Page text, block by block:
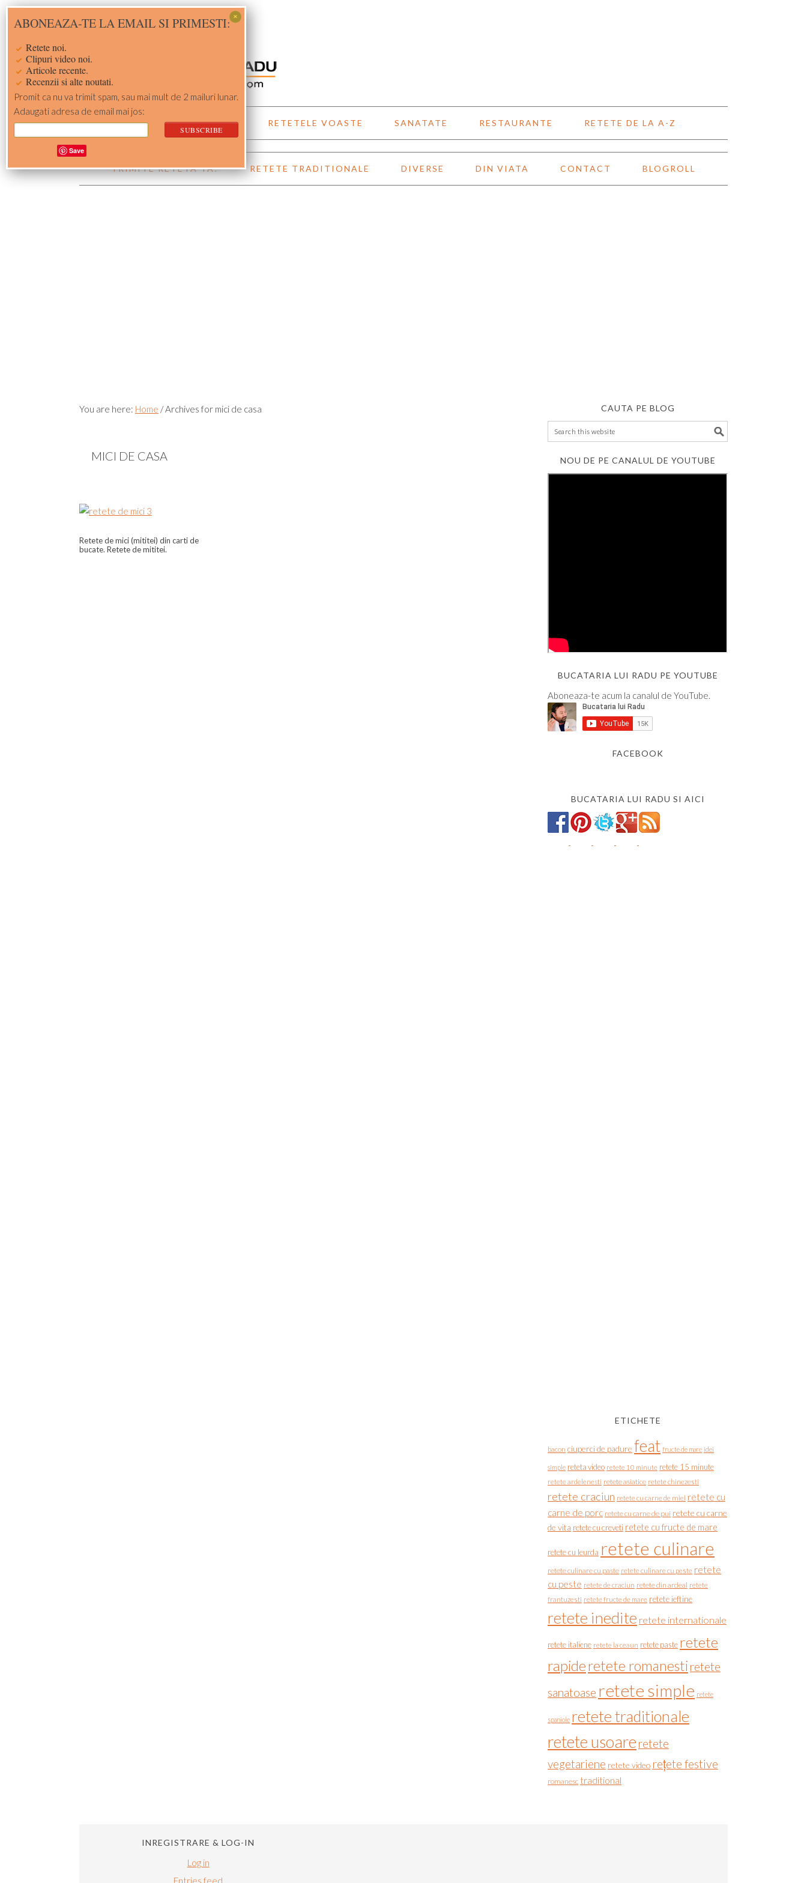
Skip
to
Skip
to
Skip
to
Skip
to
ACASA RETETE RETETELE VOASTE SANATATE RESTAURANTE RETETE DE LA A-Z
TRIMITE RETETA TA! RETETE TRADITIONALE DIVERSE DIN VIATA CONTACT BLOGROLL
You are here: Home /Archives for mici de casa
MICI DE CASA
Retete de mici (mititei) din carti de
bucate. Retete de mititei.
CAUTA PE BLOG
NOU DE PE CANALUL DE YOUTUBE
BUCATARIA LUI RADU PE YOUTUBE
Aboneaza-te acum la canalul de YouTube.
FACEBOOK
BUCATARIA LUI RADU SI AICI
ETICHETE
bacon ciuperci de padure feat fructe de mare idei
simple reteta video retete 10 minute retete 15 minute
retete ardelenesti retete asiatice retete chinezesti
retete craciun retete cu carne de miel retete cu
carne de porc retete cu carne de pui retete cu carne
de vita retete cu creveti retete cu fructe de mare
retete cu leurda retete culinare
retete culinare cu paste retete culinare cu peste retete
cu peste retete de craciun retete din ardeal retete
frantuzesti retete fructe de mare retete ieftine
retete inedite retete internationale
retete italiene retete la ceaun retete paste retete
rapideretete romanesti retete
sanatoase retete simple retete
spaniole retete traditionale
retete usoare retete
vegetariene retete video rețete festive
romanesc traditional
INREGISTRARE & LOG-IN
Log in
Entries feed
ABONEAZA-TE LA EMAIL SI PRIMESTI:
Retete noi.
Clipuri video noi.
Articole recente.
Recenzii si alte noutati.
Promit ca nu va trimit spam, sau mai mult de 2 mailuri lunar.
Adaugati adresa de email mai jos:
Save